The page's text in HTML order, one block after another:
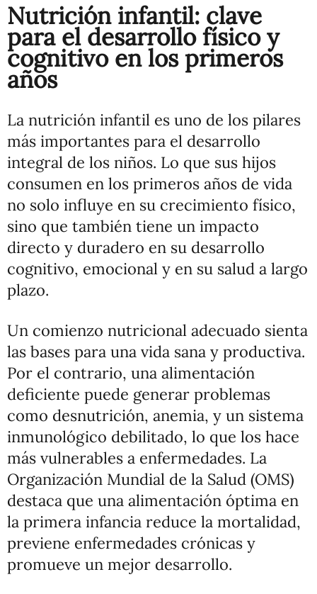
Nutrición infantil: clave
para el desarrollo físico y
cognitivo en los primeros
años
La nutrición infantil es uno de los pilares
más importantes para el desarrollo
integral de los niños. Lo que sus hijos
consumen en los primeros años de vida
no solo influye en su crecimiento físico,
sino que también tiene un impacto
directo y duradero en su desarrollo
cognitivo, emocional y en su salud a largo
plazo.
Un comienzo nutricional adecuado sienta
las bases para una vida sana y productiva.
Por el contrario, una alimentación
deficiente puede generar problemas
como desnutrición, anemia, y un sistema
inmunológico debilitado, lo que los hace
más vulnerables a enfermedades. La
Organización Mundial de la Salud (OMS)
destaca que una alimentación óptima en
la primera infancia reduce la mortalidad,
previene enfermedades crónicas y
promueve un mejor desarrollo.